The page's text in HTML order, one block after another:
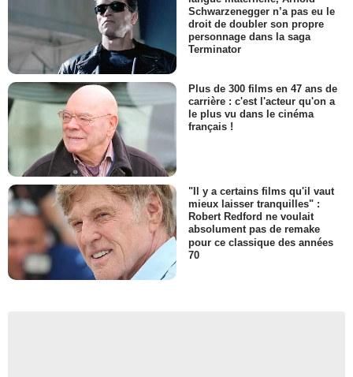
Schwarzenegger n’a pas eu le
droit de doubler son propre
personnage dans la saga
Terminator
Plus de 300 films en 47 ans de
carrière : c'est l'acteur qu'on a
le plus vu dans le cinéma
français !
"Il y a certains films qu'il vaut
mieux laisser tranquilles" :
Robert Redford ne voulait
absolument pas de remake
pour ce classique des années
70